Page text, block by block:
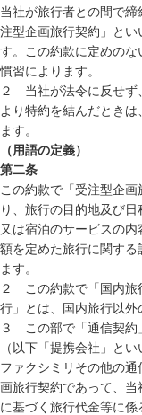
当社が旅行者との間で
注型企画旅行契約」とい
す。この約款に定めの
慣習によります。
２ 当社が法令に反せず
より特約を結んだとき
ます。
（用語の定義）
第二条
この約款で「受注型企
り、旅行の目的地及び
又は宿泊のサービスの
額を定めた旅行に関す
ます。
２ この約款で「国内旅
行」とは、国内旅行以外
３ この部で「通信契約
（以下「提携会社」と
ファクシミリその他の
画旅行契約であって、
に基づく旅行代金等に